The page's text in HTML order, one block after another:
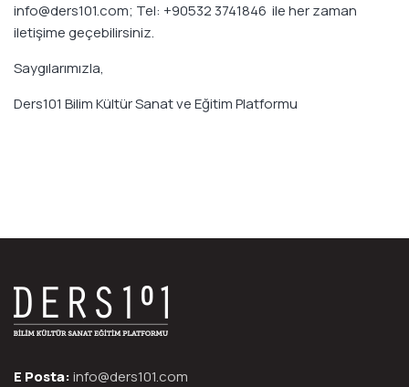
info@ders101.com; Tel: +90532 3741846 ile her zaman
iletişime geçebilirsiniz.
Saygılarımızla,
Ders101 Bilim Kültür Sanat ve Eğitim Platformu
E Posta:info@ders101.com